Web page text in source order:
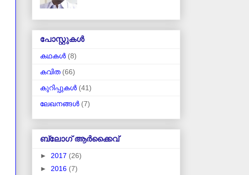
പോസ്റ്റുകള്‍
കഥകള്‍ (8)
കവിത (66)
കുറിപ്പുകള്‍ (41)
ലേഖനങ്ങള്‍ (7)
ബ്ലോഗ് ആര്‍ക്കൈവ്
► 2017 (26)
► 2016 (7)